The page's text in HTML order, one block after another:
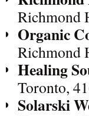
Richmond
Organic
Richmond
Healing
Toronto,
Solarski